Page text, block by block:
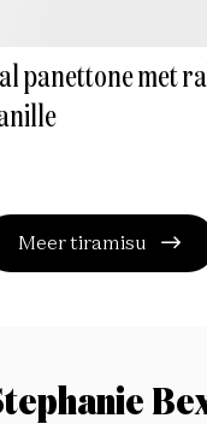
Meer tiramisu